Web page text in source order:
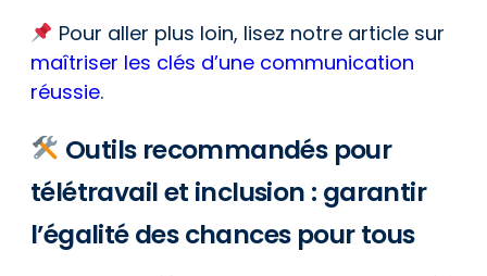
Pour aller plus loin, lisez notre article sur
maîtriser les clés d’une communication
réussie.
Outils recommandés pour
télétravail et inclusion : garantir
l’égalité des chances pour tous